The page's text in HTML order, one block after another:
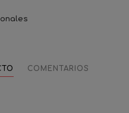
COMENTARIOS